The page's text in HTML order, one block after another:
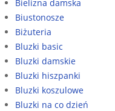
Bielizna damska
Biustonosze
Biżuteria
Bluzki basic
Bluzki damskie
Bluzki hiszpanki
Bluzki koszulowe
Bluzki na co dzień